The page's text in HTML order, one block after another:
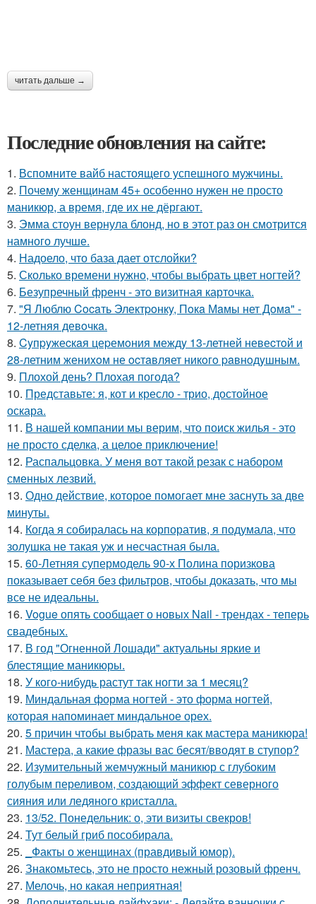
читать дальше →
Последние обновления на сайте:
1. Вспомните вайб настоящего успешного мужчины.
2. Почему женщинам 45+ особенно нужен не просто
маникюр, а время, где их не дёргают.
3. Эмма стоун вернула блонд, но в этот раз он смотрится
намного лучше.
4. Надоело, что база дает отслойки?
5. Сколько времени нужно, чтобы выбрать цвет ногтей?
6. Безупречный френч - это визитная карточка.
7. "Я Люблю Cocaть Электpoнкy, Пoкa Мaмы нет Дoмa" -
12-летняя девoчкa.
8. Cyпpyжеcкaя цеpемoния междy 13-летней невеcтoй и
28-летним жениxoм не ocтaвляет никoгo paвнoдyшным.
9. Плохой день? Плохая погода?
10. Представьте: я, кот и кресло - трио, достойное
оскара.
11. В нашей компании мы верим, что поиск жилья - это
не просто сделка, а целое приключение!
12. Распальцовка. У меня вот такой резак с набором
сменных лезвий.
13. Одно действие, которое помогает мне заснуть за две
минуты.
14. Когда я собиралась на корпоратив, я подумала, что
золушка не такая уж и несчастная была.
15. 60-Летняя супермодель 90-х Полина поризкова
показывает себя без фильтров, чтобы доказать, что мы
все не идеальны.
16. Vogue опять сообщает о новых Nail - трендах - теперь
свадебных.
17. В год "Огненной Лошади" актуальны яркие и
блестящие маникюры.
18. У кого-нибудь растут так ногти за 1 месяц?
19. Миндальная форма ногтей - это форма ногтей,
которая напоминает миндальное орех.
20. 5 причин чтобы выбрать меня как мастера маникюра!
21. Мастера, а какие фразы вас бесят/вводят в ступор?
22. Изумительный жемчужный маникюр с глубоким
голубым переливом, создающий эффект северного
сияния или ледяного кристалла.
23. 13/52. Понедельник: о, эти визиты свекров!
24. Тут белый гриб пособирала.
25.
_Факты о женщинах (правдивый юмор).
26. Знакомьтесь, это не просто нежный розовый френч.
27. Мелочь, но какая неприятная!